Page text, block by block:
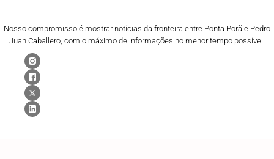
Nosso compromisso é mostrar notícias da fronteira entre Ponta Porã e Pedro
Juan Caballero, com o máximo de informações no menor tempo possível.